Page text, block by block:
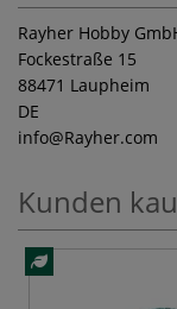
Rayher Hobby
Fockestraße 15
88471 Laupheim
DE
info@Rayher.com
Kunden